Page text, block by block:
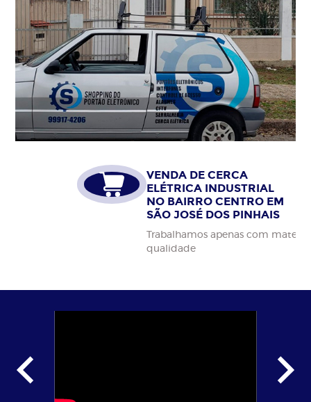
VENDA DE CERCA
ELÉTRICA INDUSTRIAL
NO BAIRRO CENTRO EM
SÃO JOSÉ DOS PINHAIS
Trabalhamos apenas com materiais da alta